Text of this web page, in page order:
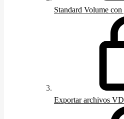
Standard Volume con
Exportar archivos